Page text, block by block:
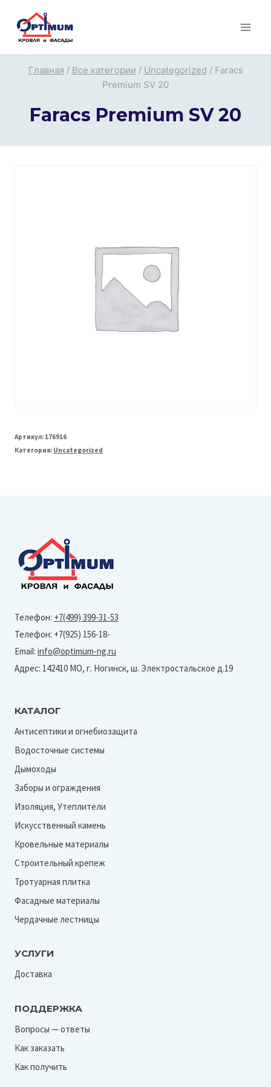
Перейти
Главная / Все категории / Uncategorized / Faracs
Premium SV 20
Faracs Premium SV 20
Артикул: 176916
Категория: Uncategorized
Телефон: +7(499) 399-31-53
Телефон: +7(925) 156-18-
Email: info@optimum-ng.ru
Адрес: 142410 МО, г. Ногинск, ш. Электростальское д.19
КАТАЛОГ
Антисептики и огнебиозащита
Водосточные системы
Дымоходы
Заборы и ограждения
Изоляция, Утеплители
Искусственный камень
Кровельные материалы
Строительный крепеж
Тротуарная плитка
Фасадные материалы
Чердачные лестницы
УСЛУГИ
Доставка
ПОДДЕРЖКА
Вопросы — ответы
Как заказать
Как получить